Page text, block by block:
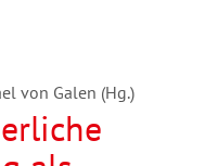
von Galen (Hg.)